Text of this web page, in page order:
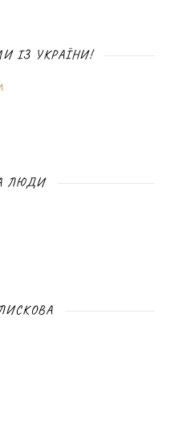
ІЗ УКРАЇНИ!
ЛЮДИ